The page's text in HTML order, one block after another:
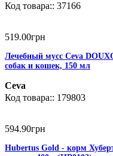
37166
519.00грн
Лечебный мусс Ceva
собак и кошек, 150 мл
Ceva
179803
594.90грн
Hubertus Gold - корм